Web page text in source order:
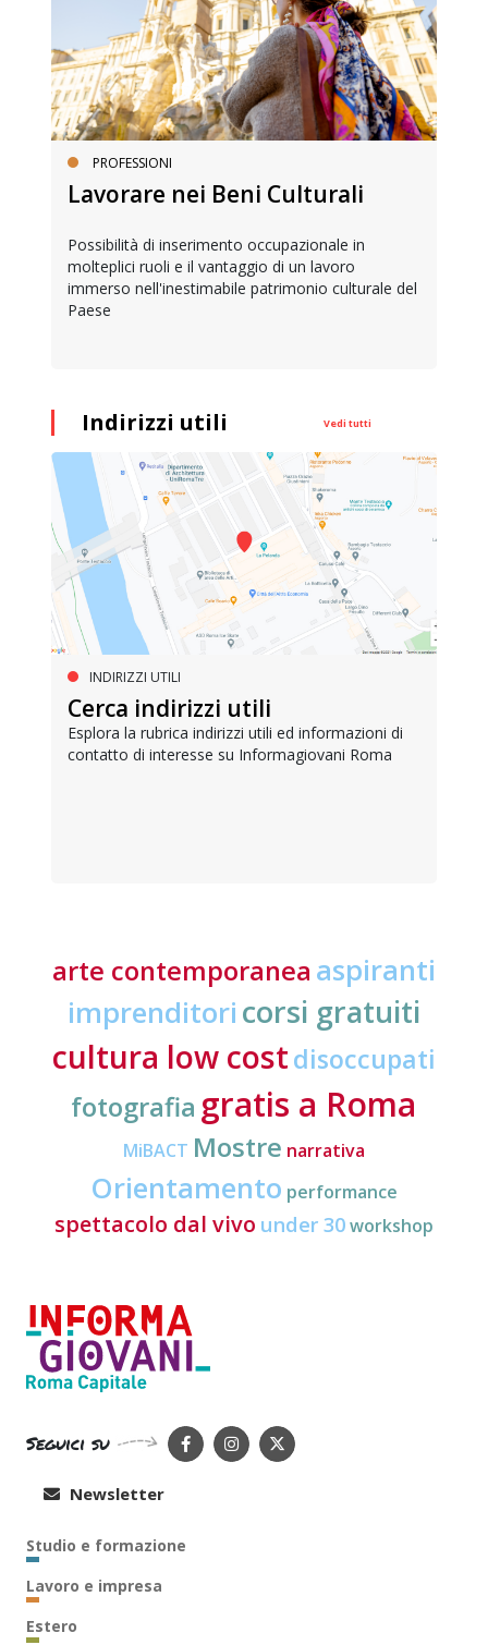
PROFESSIONI
Lavorare nei Beni Culturali
Possibilità di inserimento occupazionale in
molteplici ruoli e il vantaggio di un lavoro
immerso nell'inestimabile patrimonio culturale del
Paese
Indirizzi utili Vedi tutti
INDIRIZZI UTILI
Cerca indirizzi utili
Esplora la rubrica indirizzi utili ed informazioni di
contatto di interesse su Informagiovani Roma
arte contemporanea aspiranti
imprenditori corsi gratuiti
cultura low costdisoccupati
fotografia gratis a Roma
MiBACT Mostre narrativa
Orientamento performance
spettacolo dal vivo under 30workshop
Seguici su
Newsletter
Studio e formazione
Lavoro e impresa
Estero